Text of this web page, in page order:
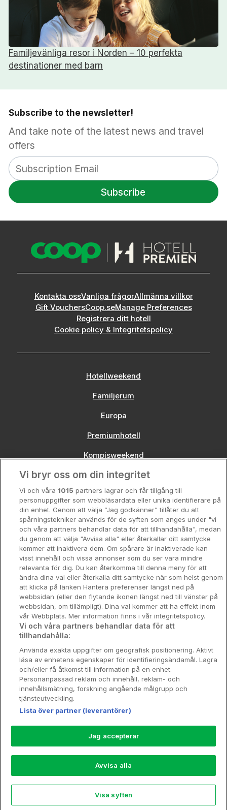
Familjevänliga resor i Norden – 10 perfekta
destinationer med barn
Subscribe to the newsletter!
And take note of the latest news and travel
offers
Subscribe
Kontakta ossVanliga frågorAllmänna villkor
Gift VouchersCoop.seManage Preferences
Registrera ditt hotell
Cookie policy & Integritetspolicy
Hotellweekend
Familjerum
Europa
Premiumhotell
Kompisweekend
Storstadsweekend
Hotellrum under 995 kr
Spahotell
Sydsverige
Om Hotellpremien
Nya hotell
Stadsweekend
Booking Enquiries:
Hotellsupport:scandinavian@digibreaks.com
Hotellpremien.se av en del av Coop
Sverige. Coop Sverige 171 88 Solna,
Telefon: 010-742 00 00, Org.nr: 556710-
Läs mer om Coops Partnererbjudande:
www.coop.se/medlem/partnererbjudande
Explore Rea My Trips Profile
Vi bryr oss om din integritet
Vi och våra 1015 partners lagrar och får tillgång till
personuppgifter som webbläsardata eller unika identifierare på
din enhet. Genom att välja ”Jag godkänner” tillåter du att
spårningstekniker används för de syften som anges under "vi
och våra partners behandlar data för att tillhandahålla", medan
du genom att välja "Avvisa alla" eller återkallar ditt samtycke
kommer att inaktivera dem. Om spårare är inaktiverade kan
visst innehåll och vissa annonser som du ser vara mindre
relevanta för dig. Du kan återkomma till denna meny för att
ändra dina val eller återkalla ditt samtycke när som helst genom
att klicka på länken Hantera preferenser längst ned på
webbsidan (eller den flytande ikonen längst ned till vänster på
webbsidan, om tillämpligt). Dina val kommer att ha effekt inom
vår Webbplats. Mer information finns i vår integritetspolicy.
Vi och våra partners behandlar data för att
tillhandahålla:
Använda exakta uppgifter om geografisk positionering. Aktivt
läsa av enhetens egenskaper för identifieringsändamål. Lagra
och/eller få åtkomst till information på en enhet.
Personanpassad reklam och innehåll, reklam- och
innehållsmätning, forskning angående målgrupp och
tjänsteutveckling.
Lista över partner (leverantörer)
Jag accepterar
Avvisa alla
Visa syften